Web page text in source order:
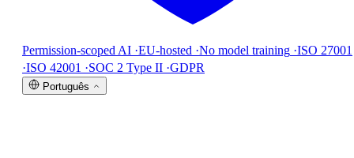
Permission-scoped AI ·EU-hosted ·No model training ·ISO 27001
·ISO 42001 ·SOC 2 Type II ·GDPR
Português